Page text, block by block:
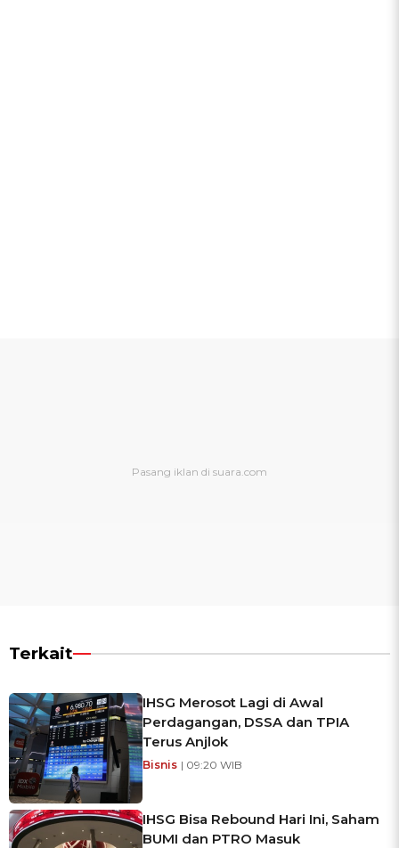
Terkait
IHSG Merosot Lagi di Awal
Perdagangan, DSSA dan TPIA
Terus Anjlok
Bisnis | 09:20 WIB
IHSG Bisa Rebound Hari Ini, Saham
BUMI dan PTRO Masuk